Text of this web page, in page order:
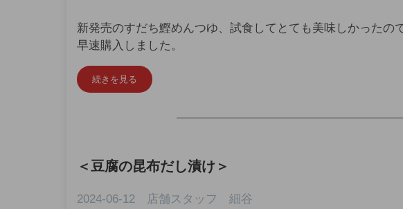
新発売のすだち鰹めんつゆ、試食してとても美味しかったの
早速購入しました。
続きを見る
＜豆腐の昆布だし漬け ＞
2024-06-12 店舗スタッフ 細谷